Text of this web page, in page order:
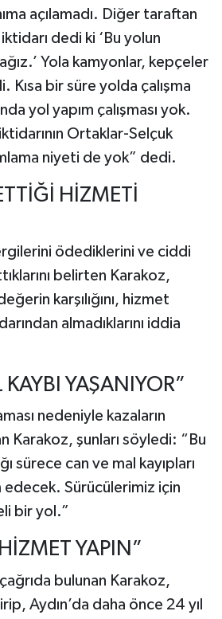
açılamadı. Diğer taraftan
dedi ki ‘Bu yolun
Yola kamyonlar, kepçeler
bir süre yolda çalışma
yol yapım çalışması yok.
Ortaklar-Selçuk
niyeti de yok” dedi.
HİZMETİ
ödediklerini ve ciddi
belirten Karakoz,
karşılığını, hizmet
almadıklarını iddia
YAŞANIYOR”
nedeniyle kazaların
Karakoz, şunları söyledi: “Bu
sürece can ve mal kayıpları
edecek. Sürücülerimiz için
bir yol.”
YAPIN”
bulunan Karakoz,
Aydın’da daha önce 24 yıl